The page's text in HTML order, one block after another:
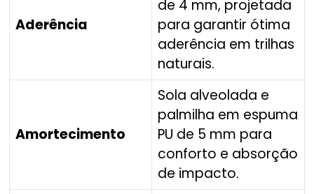
Aderência
de 4 mm, projetada
para garantir ótima
aderência em trilhas
naturais.
Amortecimento
Sola alveolada e
palmilha em espuma
PU de 5 mm para
conforto e absorção
de impacto.